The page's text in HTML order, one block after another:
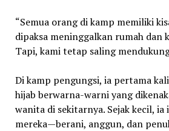
“Semua orang di kamp memiliki
dipaksa meninggalkan rumah dan
Tapi, kami tetap saling
Di kamp pengungsi, ia pertama
hijab berwarna-warni yang
wanita di sekitarnya. Sejak kecil,
mereka—berani, anggun, dan